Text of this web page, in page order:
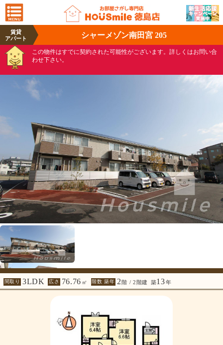
賃貸
アパート
シャーメゾン南田宮 205
この物件はすでに契約された可能性がございます。詳しくはお問い合
わせ下さい。
間取り 3LDK 広さ 76.76 ㎡ 階数 築年 2 階 / 2階建 築13年